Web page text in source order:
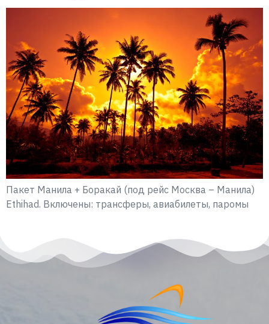
Пакет Манила + Боракай (под рейс Москва – Манила)
Ethihad. Включены: трансферы, авиабилеты, паромы